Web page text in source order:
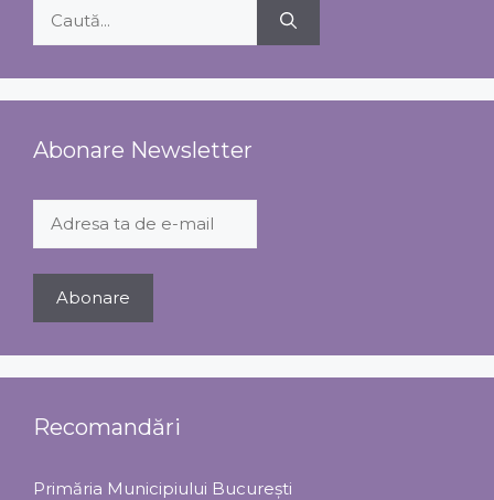
după:
Abonare Newsletter
Recomandări
Primăria Municipiului Bucureşti